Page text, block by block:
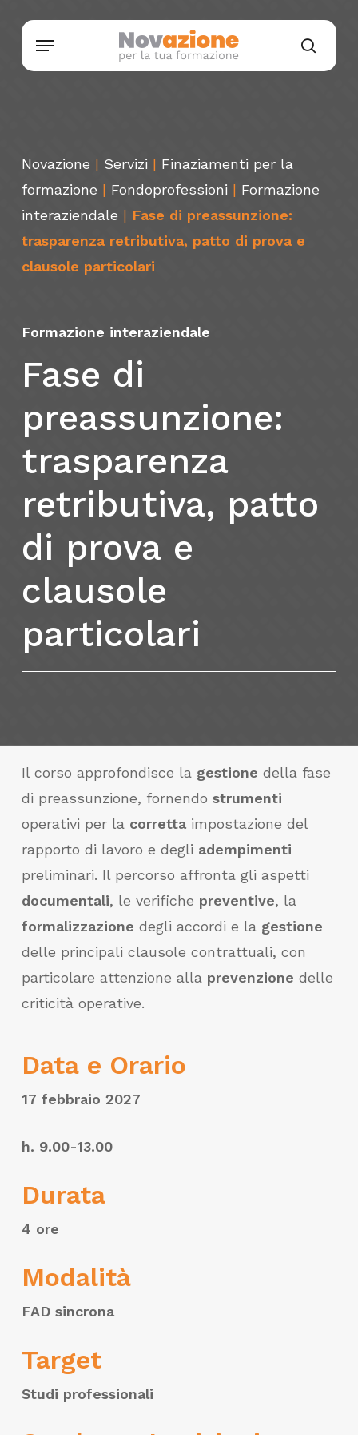
main
Menu
Novazione | Servizi | Finaziamenti per la
formazione | Fondoprofessioni | Formazione
interaziendale | Fase di preassunzione:
trasparenza retributiva, patto di prova e
clausole particolari
Formazione interaziendale
Fase di
preassunzione:
trasparenza
retributiva, patto
di prova e
clausole
particolari
Il corso approfondisce la gestione della fase
di preassunzione, fornendo strumenti
operativi per la correttaimpostazione del
rapporto di lavoro e degli adempimenti
preliminari. Il percorso affronta gli aspetti
documentali, le verifiche preventive, la
formalizzazione degli accordi e la gestione
delle principali clausole contrattuali, con
particolare attenzione alla prevenzione delle
criticità operative.
Data e Orario
17 febbraio 2027
h. 9.00-13.00
Durata
4 ore
Modalità
FAD sincrona
Target
Studi professionali